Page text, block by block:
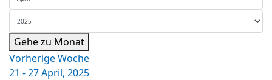
Gehe zu Monat
Vorherige Woche
21 - 27 April, 2025